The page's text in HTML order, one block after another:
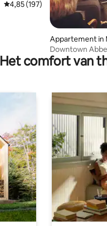
Gemiddelde beoordeling van
4,85 (197)
Appartement in
Downtown
met uitzicht op
Het comfort van